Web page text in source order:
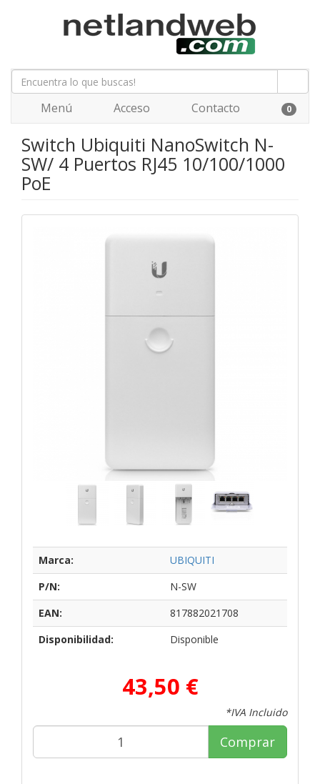
Menú Acceso Contacto 0
Switch Ubiquiti NanoSwitch N-
SW/ 4 Puertos RJ45 10/100/1000
PoE
Marca:
UBIQUITI
P/N:
N-SW
EAN:
817882021708
Disponibilidad:
Disponible
43,50 €
*IVA Incluido
Comprar